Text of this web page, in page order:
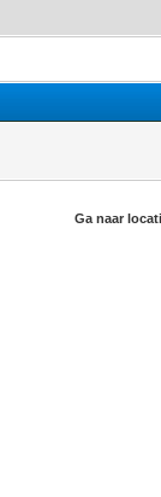
Ga naar